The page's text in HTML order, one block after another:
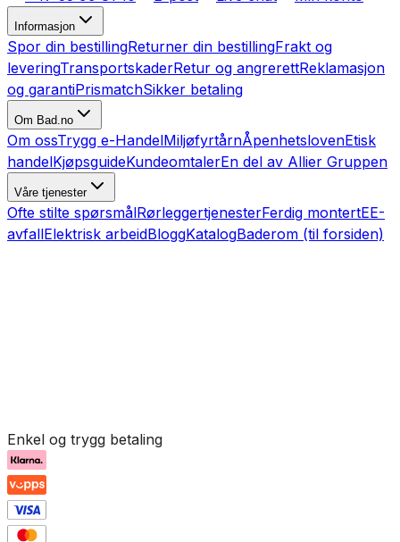
Informasjon
Spor din bestillingReturner din bestillingFrakt og
leveringTransportskaderRetur og angrerettReklamasjon
og garantiPrismatchSikker betaling
Om Bad.no
Om ossTrygg e-HandelMiljøfyrtårnÅpenhetslovenEtisk
handelKjøpsguideKundeomtalerEn del av Allier Gruppen
Våre tjenester
Ofte stilte spørsmålRørleggertjenesterFerdig montertEE-
avfallElektrisk arbeidBloggKatalogBaderom (til forsiden)
Enkel og trygg betaling